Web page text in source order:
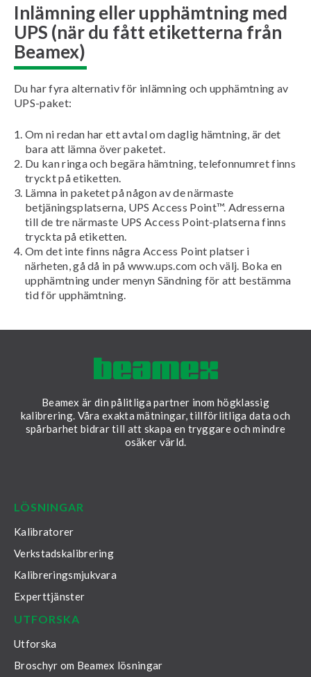
Inlämning eller upphämtning med
UPS (när du fått etiketterna från
Beamex)
Du har fyra alternativ för inlämning och upphämtning av
UPS-paket:
Om ni redan har ett avtal om daglig hämtning, är det
bara att lämna över paketet.
Du kan ringa och begära hämtning, telefonnumret finns
tryckt på etiketten.
Lämna in paketet på någon av de närmaste
betjäningsplatserna, UPS Access Point™. Adresserna
till de tre närmaste UPS Access Point-platserna finns
tryckta på etiketten.
Om det inte finns några Access Point platser i
närheten, gå då in på www.ups.com och välj. Boka en
upphämtning under menyn Sändning för att bestämma
tid för upphämtning.
Beamex är din pålitliga partner inom högklassig
kalibrering. Våra exakta mätningar, tillförlitliga data och
spårbarhet bidrar till att skapa en tryggare och mindre
osäker värld.
LÖSNINGAR
Kalibratorer
Verkstadskalibrering
Kalibreringsmjukvara
Experttjänster
UTFORSKA
Utforska
Broschyr om Beamex lösningar